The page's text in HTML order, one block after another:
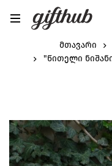
მთავარი
"წითელი